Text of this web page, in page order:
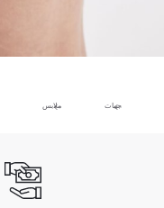
ملابس جيبات